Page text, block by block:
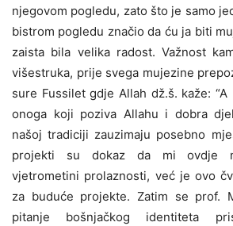
njegovom pogledu, zato što je samo
bistrom pogledu značio da ću ja biti
zaista bila velika radost. Važnost
višestruka, prije svega mujezine
sure Fussilet gdje Allah dž.š. kaže:
onoga koji poziva Allahu i dobra
našoj tradiciji zauzimaju posebno
projekti su dokaz da mi ovdje
vjetrometini prolaznosti, već je ovo
za buduće projekte. Zatim se prof.
pitanje bošnjačkog identiteta